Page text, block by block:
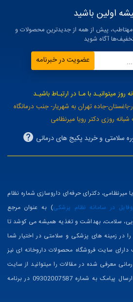
اولین باشید
مهتاطب، پیش از همه از جدیدترین محصولات و
آگاه شوید
عضویت در خبرنامه
میتوانیـد با مـا در ارتبـاط باشیـد
باغستان-جاده تهران به شهریار- جنب درمانگاه
شبانه روزی دکتر رویا میرنظامی
سلامتی و خرید پکیج های درمانی
میرنظامی، دکترای حرفه‌ای داروسازی شماره نظام
در سامانه نظام پزشکی) به عنوان مرجع
سلامت، بهداشت و تغذیه همیشه می کوشد تا
در زمینه های پزشکی و سلامتی در اختیار شما
سایت فروشگاه محصولات داروخانه ای نیز
معرفی شده در مقالات را میتوانید از سایت
و یا ارسال پیامک به شماره 09302007587 در برنامه